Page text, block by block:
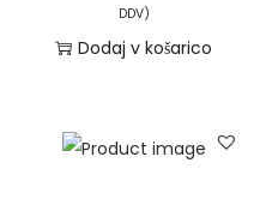
č
n
DDV)
Dodaj v košarico